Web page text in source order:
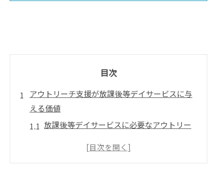
目次
アウトリーチ支援が放課後等デイサービスに与
える価値
放課後等デイサービスに必要なアウトリー
アウトリーチ支援がもたらす放課後等デイ